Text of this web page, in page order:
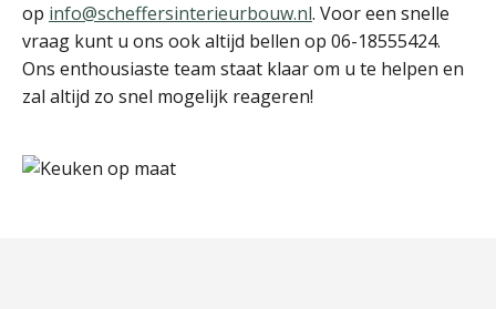
op info@scheffersinterieurbouw.nl. Voor een snelle
vraag kunt u ons ook altijd bellen op 06-18555424.
Ons enthousiaste team staat klaar om u te helpen en
zal altijd zo snel mogelijk reageren!